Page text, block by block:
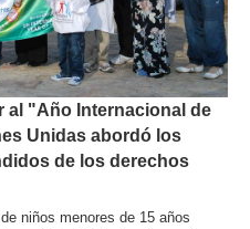
al "Año Internacional de
Unidas abordó los
de los derechos
niños menores de 15 años